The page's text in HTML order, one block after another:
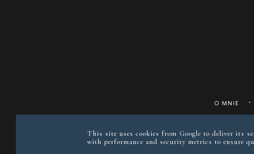
O MNIE
This site uses cookies from Google to deliver its
with performance and security metrics to ensure